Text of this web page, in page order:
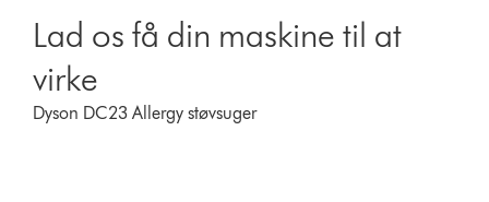
Lad os få din maskine til at
virke
Dyson DC23 Allergy støvsuger